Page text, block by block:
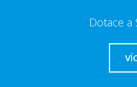
Dotace a